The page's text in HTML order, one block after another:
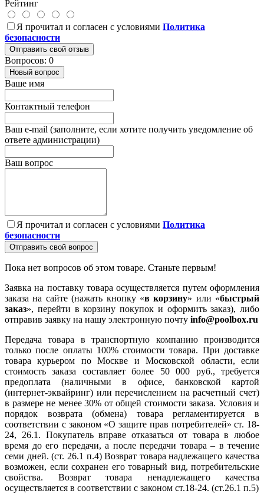
Рейтинг
Я прочитал и согласен с условиями Политика
безопасности
Отправить свой отзыв
Вопросов: 0
Новый вопрос
Ваше имя
Контактный телефон
Ваш e-mail (заполните, если хотите получить уведомление об
ответе администрации)
Ваш вопрос
Я прочитал и согласен с условиями Политика
безопасности
Отправить свой вопрос
Пока нет вопросов об этом товаре. Станьте первым!
Заявка на поставку товара осуществляется путем оформления
заказа на сайте (нажать кнопку «в корзину» или «быстрый
заказ», перейти в корзину покупок и оформить заказ), либо
отправив заявку на нашу электронную почту info@poolbox.ru
Передача товара в транспортную компанию производится
только после оплаты 100% стоимости товара. При доставке
товара курьером по Москве и Московской области, если
стоимость заказа составляет более 50 000 руб., требуется
предоплата (наличными в офисе, банковской картой
(интернет-эквайринг) или перечислением на расчетный счет)
в размере не менее 30% от общей стоимости заказа. Условия и
порядок возврата (обмена) товара регламентируется в
соответствии с законом «О защите прав потребителей» ст. 18-
24, 26.1. Покупатель вправе отказаться от товара в любое
время до его передачи, а после передачи товара – в течение
семи дней. (ст. 26.1 п.4) Возврат товара надлежащего качества
возможен, если сохранен его товарный вид, потребительские
свойства. Возврат товара ненадлежащего качества
осуществляется в соответствии с законом ст.18-24. (ст.26.1 п.5)